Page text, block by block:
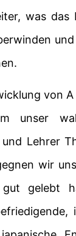
was
von
unser
Lehrer
wir
gelebt